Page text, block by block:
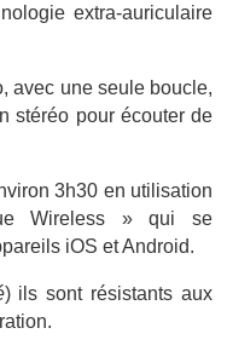
extra-auriculaire
avec une seule boucle,
stéréo pour écouter de
3h30 en utilisation
Wireless » qui se
iOS et Android.
) ils sont résistants aux